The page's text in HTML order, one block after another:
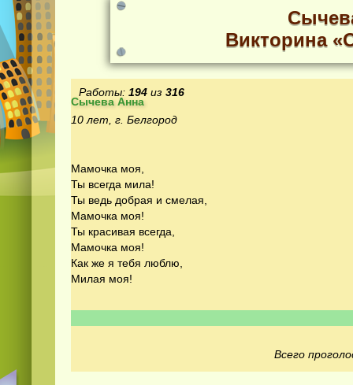
Викторина
Работы: 194 из 316
Сычева Анна
10 лет, г. Белгород
Мамочка моя,
Ты всегда мила!
Ты ведь добрая и смелая,
Мамочка моя!
Ты красивая всегда,
Мамочка моя!
Как же я тебя люблю,
Милая моя!
Всего